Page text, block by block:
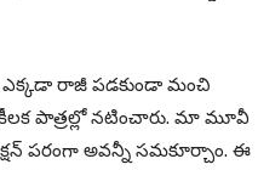
ఎక్కడా రాజీ పడకుండా మంచి
పాత్రల్లో నటించారు. మా మూవీ
పరంగా అవన్నీ సమకూర్చాం. ఈ